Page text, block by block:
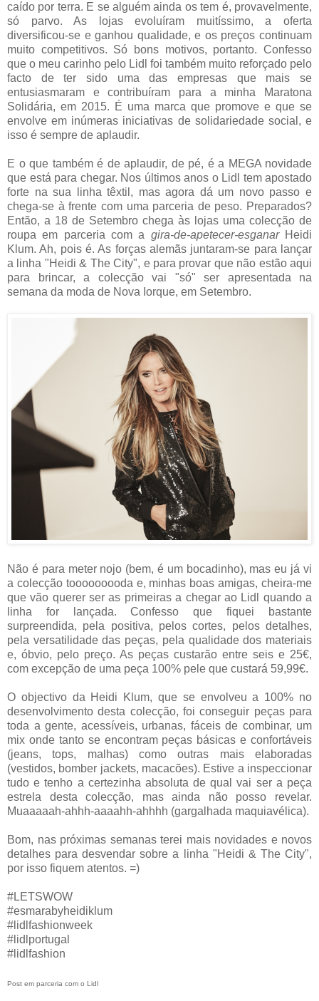
caído por terra. E se alguém ainda os tem é, provavelmente,
só parvo. As lojas evoluíram muitíssimo, a oferta
diversificou-se e ganhou qualidade, e os preços continuam
muito competitivos. Só bons motivos, portanto. Confesso
que o meu carinho pelo Lidl foi também muito reforçado pelo
facto de ter sido uma das empresas que mais se
entusiasmaram e contribuíram para a minha Maratona
Solidária, em 2015. É uma marca que promove e que se
envolve em inúmeras iniciativas de solidariedade social, e
isso é sempre de aplaudir.
E o que também é de aplaudir, de pé, é a MEGA novidade
que está para chegar. Nos últimos anos o Lidl tem apostado
forte na sua linha têxtil, mas agora dá um novo passo e
chega-se à frente com uma parceria de peso. Preparados?
Então, a 18 de Setembro chega às lojas uma colecção de
roupa em parceria com a gira-de-apetecer-esganarHeidi
Klum. Ah, pois é. As forças alemãs juntaram-se para lançar
a linha "Heidi & The City", e para provar que não estão aqui
para brincar, a colecção vai "só" ser apresentada na
semana da moda de Nova Iorque, em Setembro.
Não é para meter nojo (bem, é um bocadinho), mas eu já vi
a colecção tooooooooda e, minhas boas amigas, cheira-me
que vão querer ser as primeiras a chegar ao Lidl quando a
linha for lançada. Confesso que fiquei bastante
surpreendida, pela positiva, pelos cortes, pelos detalhes,
pela versatilidade das peças, pela qualidade dos materiais
e, óbvio, pelo preço. As peças custarão entre seis e 25€,
com excepção de uma peça 100% pele que custará 59,99€.
O objectivo da Heidi Klum, que se envolveu a 100% no
desenvolvimento desta colecção, foi conseguir peças para
toda a gente, acessíveis, urbanas, fáceis de combinar, um
mix onde tanto se encontram peças básicas e confortáveis
(jeans, tops, malhas) como outras mais elaboradas
(vestidos, bomber jackets, macacões). Estive a inspeccionar
tudo e tenho a certezinha absoluta de qual vai ser a peça
estrela desta colecção, mas ainda não posso revelar.
Muaaaaah-ahhh-aaaahh-ahhhh (gargalhada maquiavélica).
Bom, nas próximas semanas terei mais novidades e novos
detalhes para desvendar sobre a linha "Heidi & The City",
por isso fiquem atentos. =)
#LETSWOW
#esmarabyheidiklum
#lidlfashionweek
#lidlportugal
#lidlfashion
Post em parceria com o Lidl